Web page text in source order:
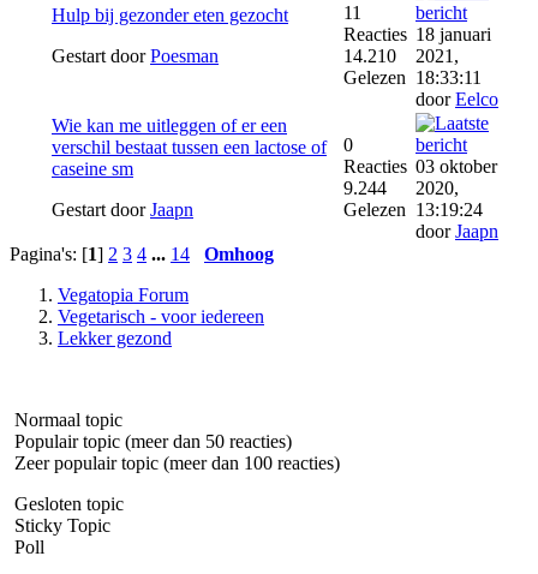
Hulp bij gezonder eten gezocht
Gestart doorPoesman
11
Reacties
14.210
Gelezen
18 januari
2021,
18:33:11
doorEelco
Wie kan me uitleggen of er een
verschil bestaat tussen een lactose of
caseine sm
Gestart doorJaapn
0
Reacties
9.244
Gelezen
03 oktober
2020,
13:19:24
doorJaapn
Pagina's: [1] 2 3 4 ... 14
Omhoog
Vegatopia Forum
Vegetarisch - voor iedereen
Lekker gezond
Normaal topic
Populair topic (meer dan 50 reacties)
Zeer populair topic (meer dan 100 reacties)
Gesloten topic
Sticky Topic
Poll